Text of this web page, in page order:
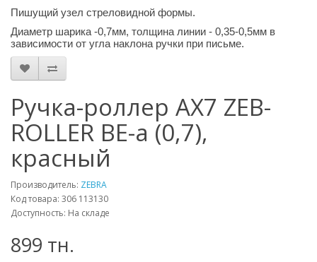
Пишущий узел стреловидной формы.
Диаметр шарика -0,7мм, толщина линии - 0,35-0,5мм в
зависимости от угла наклона ручки при письме.
Ручка-роллер AX7 ZEB-
ROLLER BE-a (0,7),
красный
Производитель: ZEBRA
Код товара: 306 113130
Доступность: На складе
899 тн.